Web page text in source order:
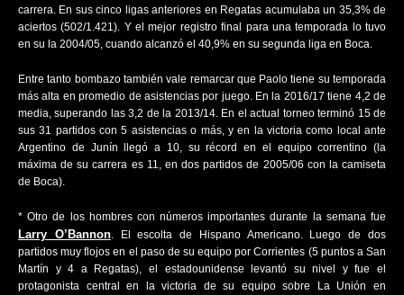
carrera. En sus cinco ligas anteriores en Regatas acumulaba un 35,3% de
aciertos (502/1.421). Y el mejor registro final para una temporada lo tuvo
en su la 2004/05, cuando alcanzó el 40,9% en su segunda liga en Boca.
Entre tanto bombazo también vale remarcar que Paolo tiene su temporada
más alta en promedio de asistencias por juego. En la 2016/17 tiene 4,2 de
media, superando las 3,2 de la 2013/14. En el actual torneo terminó 15 de
sus 31 partidos con 5 asistencias o más, y en la victoria como local ante
Argentino de Junín llegó a 10, su récord en el equipo correntino (la
máxima de su carrera es 11, en dos partidos de 2005/06 con la camiseta
de Boca).
* Otro de los hombres con números importantes durante la semana fue
Larry O’Bannon. El escolta de Hispano Americano. Luego de dos
partidos muy flojos en el paso de su equipo por Corrientes (5 puntos a San
Martín y 4 a Regatas), el estadounidense levantó su nivel y fue el
protagonista central en la victoria de su equipo sobre La Unión en